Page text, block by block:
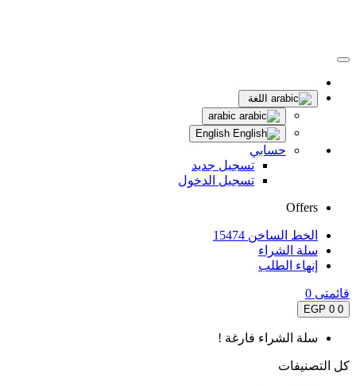
اللغة
حسابي
تسجيل جديد
تسجيل الدخول
Offers
الخط الساخن 15474
سلة الشراء
إنهاء الطلب
قائمتى 0
0
0 EGP
سلة الشراء فارغة !
كل التصنيفات